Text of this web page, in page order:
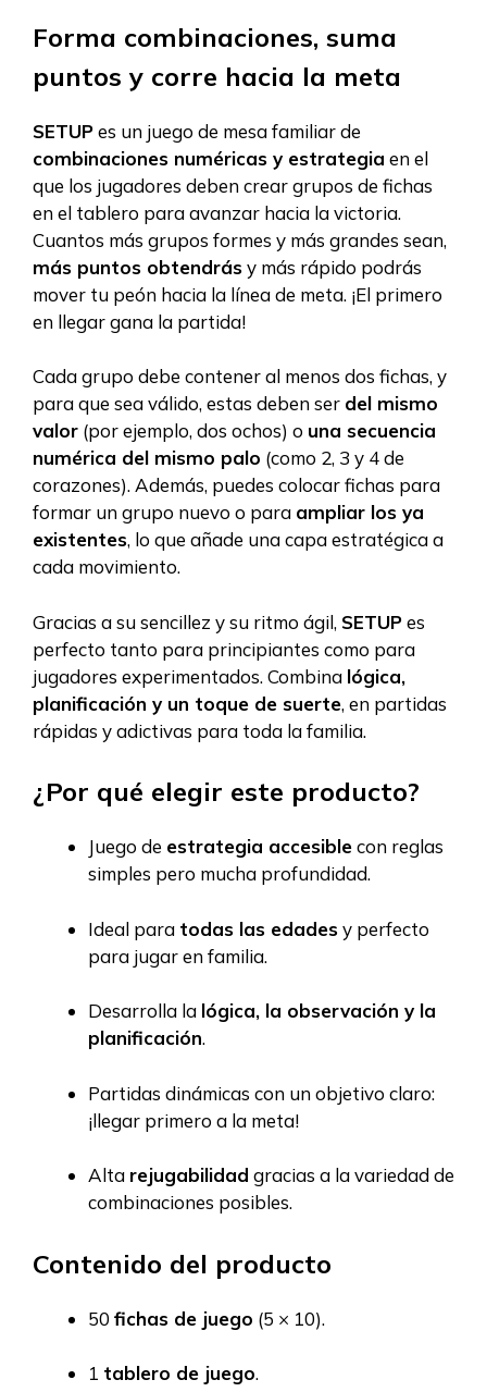
Forma combinaciones, suma
puntos y corre hacia la meta
SETUPes un juego de mesa familiar de
combinaciones numéricas y estrategia en el
que los jugadores deben crear grupos de fichas
en el tablero para avanzar hacia la victoria.
Cuantos más grupos formes y más grandes sean,
más puntos obtendrásy más rápido podrás
mover tu peón hacia la línea de meta. ¡El primero
en llegar gana la partida!
Cada grupo debe contener al menos dos fichas, y
para que sea válido, estas deben ser del mismo
valor (por ejemplo, dos ochos) o una secuencia
numérica del mismo palo (como 2, 3 y 4 de
corazones). Además, puedes colocar fichas para
formar un grupo nuevo o para ampliar los ya
existentes, lo que añade una capa estratégica a
cada movimiento.
Gracias a su sencillez y su ritmo ágil, SETUPes
perfecto tanto para principiantes como para
jugadores experimentados. Combina lógica,
planificación y un toque de suerte, en partidas
rápidas y adictivas para toda la familia.
¿Por qué elegir este producto?
Juego de estrategia accesiblecon reglas
simples pero mucha profundidad.
Ideal para todas las edadesy perfecto
para jugar en familia.
Desarrolla la lógica, la observación y la
planificación.
Partidas dinámicas con un objetivo claro:
¡llegar primero a la meta!
Alta rejugabilidad gracias a la variedad de
combinaciones posibles.
Contenido del producto
50 fichas de juego (5 × 10).
1 tablero de juego.